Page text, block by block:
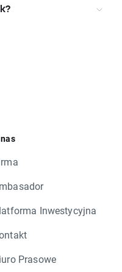
Inwestycyjna
Prasowe